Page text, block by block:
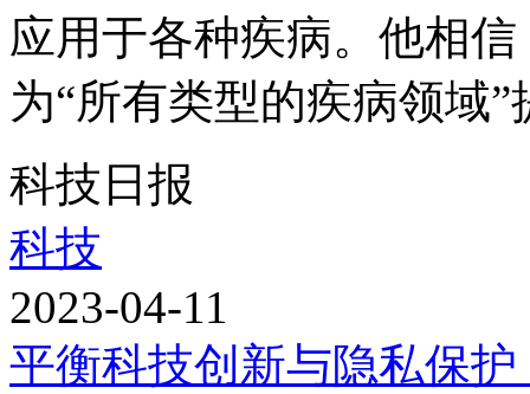
应用于各种疾病。他相
为“所有类型的疾病领域
科技日报
科技
2023-04-11
平衡科技创新与隐私保